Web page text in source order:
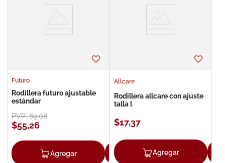
Futuro
Rodillera futuro ajustable
estándar
PVP:69,08
$55,26
Agregar Agregar
Allcare
Rodillera allcare con ajuste
talla l
$17,37
Agregar
roche posay